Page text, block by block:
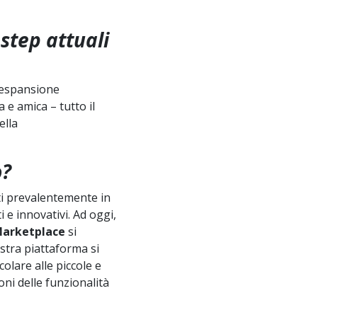
step attuali
e amica – tutto il
prevalentemente in
innovativi. Ad oggi,
si
piattaforma si
alle piccole e
delle funzionalità